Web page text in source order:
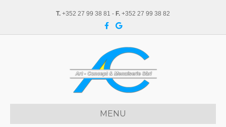
T. +352 27 99 38 81 - F. +352 27 99 38 82
c
o
o
k
G
o
l
e
MENU